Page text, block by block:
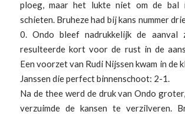
ploeg, maar het lukte niet om de
schieten. Bruheze had bij kans nummer
0. Ondo bleef nadrukkelijk de aanval
resulteerde kort voor de rust in de
Een voorzet van Rudi Nijssen kwam in de
Janssen die perfect binnenschoot: 2-1.
Na de thee werd de druk van Ondo
verzuimde de kansen te verzilveren.